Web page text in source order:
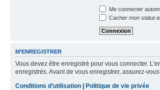
Me connecter
Cacher mon statut
M’ENREGISTRER
Vous devez être enregistré pour vous connecter.
enregistrés. Avant de vous enregistrer, assurez-
Conditions d’utilisation | Politique de vie privée